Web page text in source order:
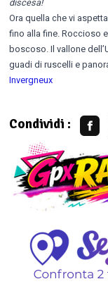
discesa!
Ora quella che vi
fino alla fine. Roccioso
boscoso. Il vallone
guadi di ruscelli e
Invergneux
Condividi :